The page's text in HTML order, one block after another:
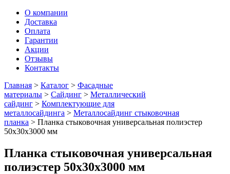
О компании
Доставка
Оплата
Гарантии
Акции
Отзывы
Контакты
Главная > Каталог > Фасадные
материалы > Сайдинг > Металлический
сайдинг > Комплектующие для
металлосайдинга > Металлосайдинг стыковочная
планка > Планка стыковочная универсальная полиэстер
50х30х3000 мм
Планка стыковочная универсальная
полиэстер 50х30х3000 мм